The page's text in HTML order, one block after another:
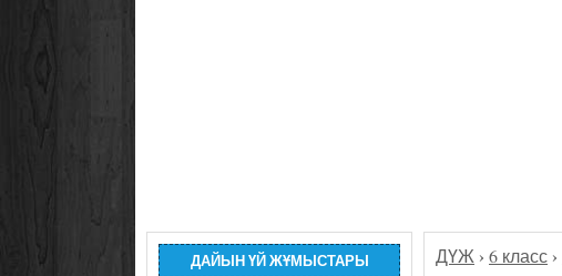
ДАЙЫН ҮЙ ЖҰМЫСТАРЫ ДҮЖ › 6 класс ›